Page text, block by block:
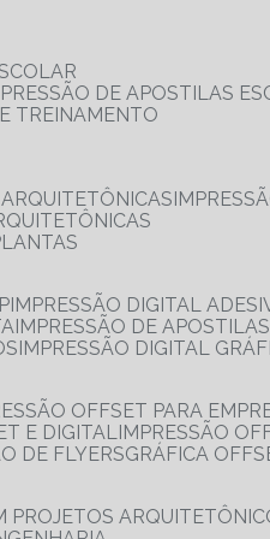
DE APOSTILAS
TREINAMENTO
IMPRESSÃO DIGITAL
IMPRESSÃO DE APOSTILAS
IMPRESSÃO DIGITAL
OFFSET PARA
E DIGITAL IMPRESSÃO
DE FLYERS
GRÁFICA
PROJETOS